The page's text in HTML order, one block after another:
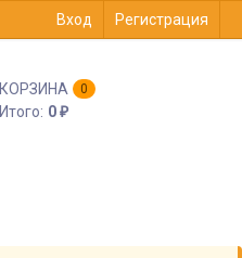
Вход Регистрация
КОРЗИНА 0
Итого: 0₽